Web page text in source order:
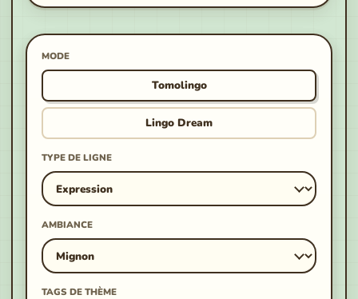
MODE
Tomolingo
Lingo Dream
TYPE DE LIGNE
AMBIANCE
TAGS DE THÈME